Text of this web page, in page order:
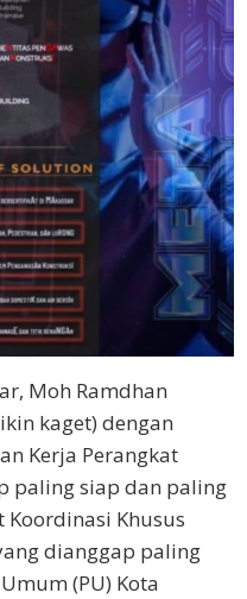
Moh Ramdhan
kaget) dengan
Kerja Perangkat
paling siap dan paling
Khusus
dianggap paling
(PU) Kota